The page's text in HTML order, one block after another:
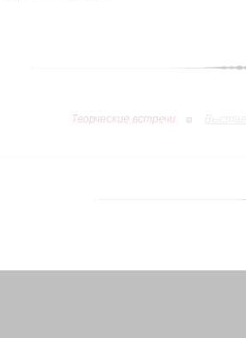
Творческие встречи